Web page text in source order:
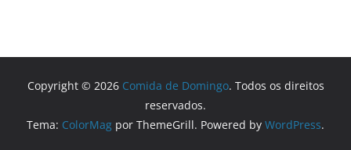
Copyright © 2026 Comida de Domingo. Todos os direitos
reservados.
Tema: ColorMag por ThemeGrill. Powered by WordPress.